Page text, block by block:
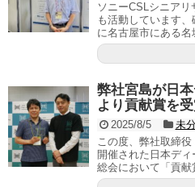
ソニーCSLシニア
も活動しています
に名古屋市にある名
弊社宮島が日
より貢献賞を
2025/8/5
未
この度、弊社取締
開催された日本デ
総会において「貢献